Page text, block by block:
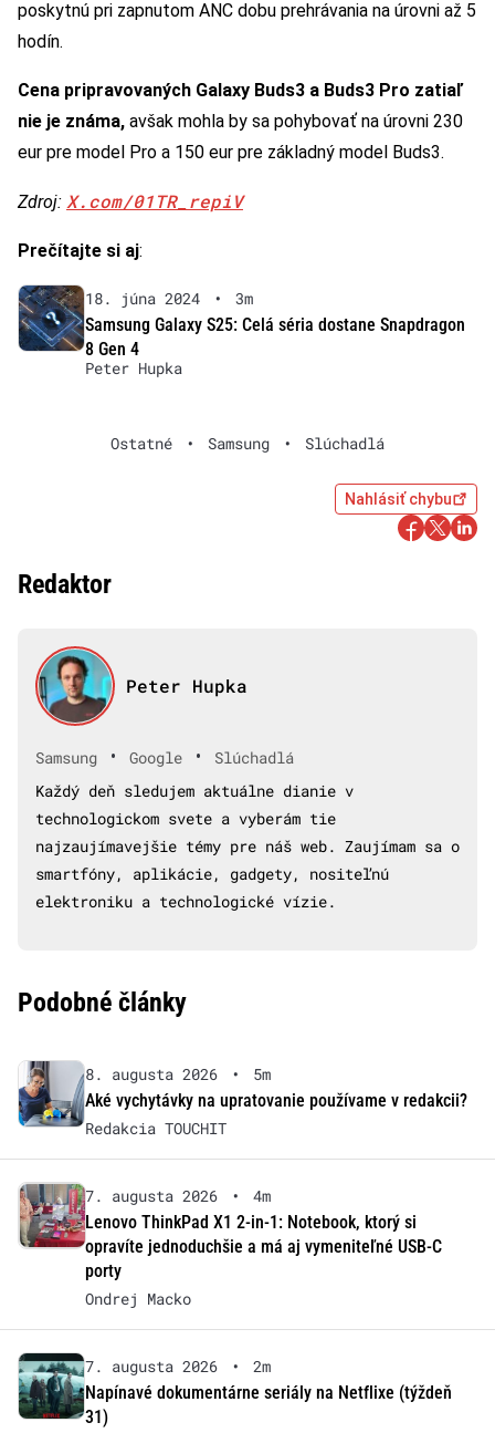
poskytnú pri zapnutom ANC dobu prehrávania na úrovni až 5
hodín.
Cena pripravovaných Galaxy Buds3 a Buds3 Pro zatiaľ
nie je známa, avšak mohla by sa pohybovať na úrovni 230
eur pre model Pro a 150 eur pre základný model Buds3.
Zdroj: X.com/01TR_repiV
Prečítajte si aj:
18. júna 2024 •
3m
Samsung Galaxy S25: Celá séria dostane Snapdragon
8 Gen 4
Peter Hupka
Ostatné • Samsung • Slúchadlá
Nahlásiť chybu
Redaktor
Peter Hupka
Samsung • Google •
Slúchadlá
Každý deň sledujem aktuálne dianie v
technologickom svete a vyberám tie
najzaujímavejšie témy pre náš web. Zaujímam sa o
smartfóny, aplikácie, gadgety, nositeľnú
elektroniku a technologické vízie.
Podobné články
8. augusta 2026 •
5m
Aké vychytávky na upratovanie používame v redakcii?
Redakcia TOUCHIT
7. augusta 2026 •
4m
Lenovo ThinkPad X1 2-in-1: Notebook, ktorý si
opravíte jednoduchšie a má aj vymeniteľné USB-C
porty
Ondrej Macko
7. augusta 2026 •
2m
Napínavé dokumentárne seriály na Netflixe (týždeň
31)